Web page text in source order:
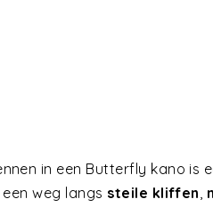
in een Butterfly kano is
weg langs steile kliffen,